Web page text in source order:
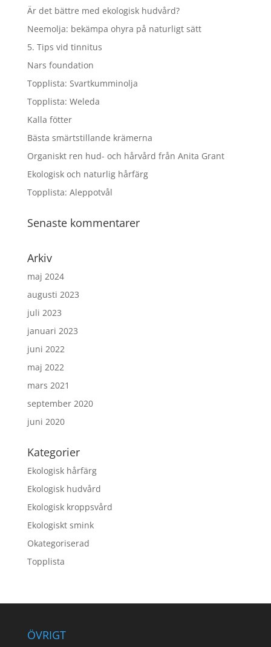
Är det bättre med ekologisk hudvård?
Neemolja: bekämpa ohyra på naturligt sätt
5. Tips vid tinnitus
Nars foundation
Topplista: Svartkumminolja
Topplista: Weleda
Kalla fötter
Bästa smärtstillande krämerna
Organiskt ren hud- och hårvård från Anita Grant
Ekologisk och naturlig hårfärg
Topplista: Aleppotvål
Senaste kommentarer
Arkiv
maj 2024
augusti 2023
juli 2023
januari 2023
juni 2022
maj 2022
mars 2021
september 2020
juni 2020
Kategorier
Ekologisk hårfärg
Ekologisk hudvård
Ekologisk kroppsvård
Ekologiskt smink
Okategoriserad
Topplista
ÖVRIGT